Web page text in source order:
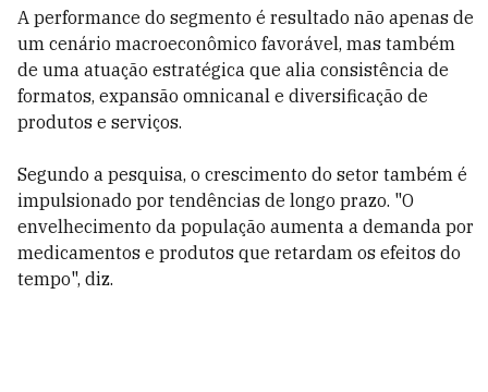
A performance do segmento é resultado não apenas de
um cenário macroeconômico favorável, mas também
de uma atuação estratégica que alia consistência de
formatos, expansão omnicanal e diversificação de
produtos e serviços.
Segundo a pesquisa, o crescimento do setor também é
impulsionado por tendências de longo prazo. "O
envelhecimento da população aumenta a demanda por
medicamentos e produtos que retardam os efeitos do
tempo", diz.